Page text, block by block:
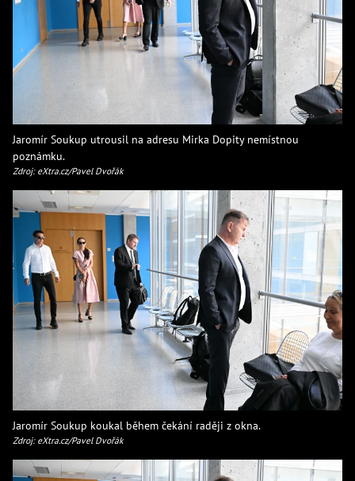
Jaromír Soukup utrousil na adresu Mirka Dopity nemístnou
poznámku.
Zdroj: eXtra.cz/Pavel Dvořák
Jaromír Soukup koukal během čekání raději z okna.
Zdroj: eXtra.cz/Pavel Dvořák